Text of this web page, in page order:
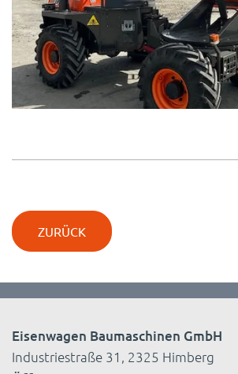
ZURÜCK
Eisenwagen Baumaschinen GmbH
Industriestraße 31, 2325 Himberg